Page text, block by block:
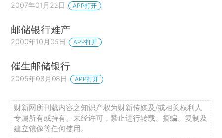
2007年01月22日 APP打开
邮储银行难产
2000年10月05日 APP打开
催生邮储银行
2005年08月08日 APP打开
财新网所刊载内容之知识产权为财新传媒及/或相关权利人
专属所有或持有。未经许可，禁止进行转载、摘编、复制及
建立镜像等任何使用。